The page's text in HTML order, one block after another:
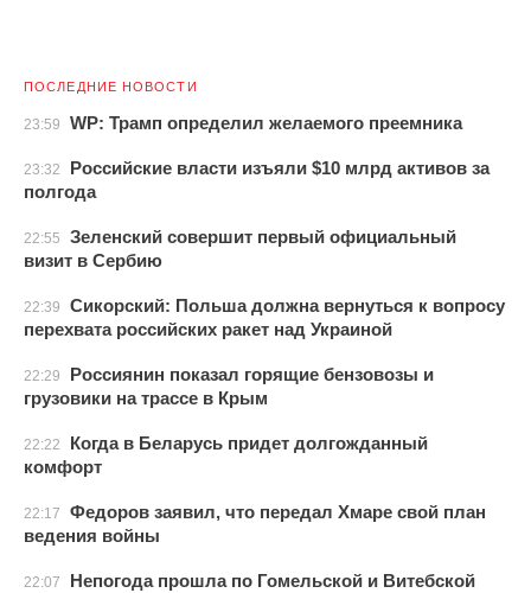
ПОСЛЕДНИЕ НОВОСТИ
23:59 WP: Трамп определил желаемого преемника
23:32
Российские власти изъяли $10 млрд активов за
полгода
22:55
Зеленский совершит первый официальный
визит в Сербию
22:39
Сикорский: Польша должна вернуться к вопросу
перехвата российских ракет над Украиной
22:29
Россиянин показал горящие бензовозы и
грузовики на трассе в Крым
22:22
Когда в Беларусь придет долгожданный
комфорт
22:17
Федоров заявил, что передал Хмаре свой план
ведения войны
22:07
Непогода прошла по Гомельской и Витебской